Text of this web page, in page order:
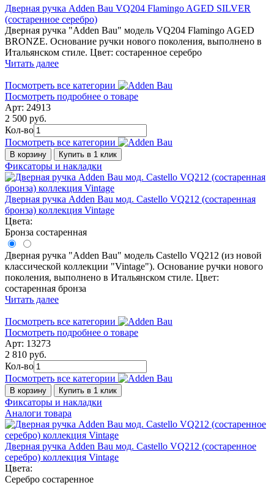
Дверная ручка Adden Bau VQ204 Flamingo AGED SILVER
(состаренное серебро)
Дверная ручка "Adden Bau" модель VQ204 Flamingo AGED
BRONZE. Основание ручки нового поколения, выполнено в
Итальянском стиле. Цвет: состаренное серебро
Читать далее
Посмотреть все категории
Посмотреть подробнее о товаре
Арт: 24913
2 500 руб.
Кол-во
Посмотреть все категории
В корзину Купить в 1 клик
Фиксаторы и накладки
Дверная ручка Adden Bau мод. Castello VQ212 (состаренная
бронза) коллекция Vintage
Цвета:
Бронза состаренная
Дверная ручка "Adden Bau" модель Castello VQ212 (из новой
классической коллекции "Vintage"). Основание ручки нового
поколения, выполнено в Итальянском стиле. Цвет:
состаренная бронза
Читать далее
Посмотреть все категории
Посмотреть подробнее о товаре
Арт: 13273
2 810 руб.
Кол-во
Посмотреть все категории
В корзину Купить в 1 клик
Фиксаторы и накладки
Аналоги товара
Дверная ручка Adden Bau мод. Castello VQ212 (состаренное
серебро) коллекция Vintage
Цвета:
Серебро состаренное